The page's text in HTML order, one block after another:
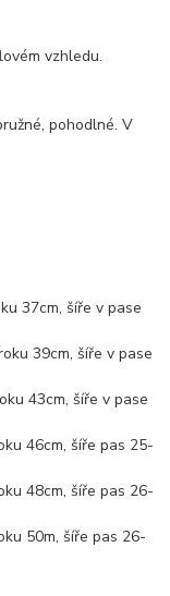
vzhledu.
pohodlné. V
37cm, šíře v pase
39cm, šíře v pase
43cm, šíře v pase
46cm, šíře pas 25-
48cm, šíře pas 26-
50m, šíře pas 26-